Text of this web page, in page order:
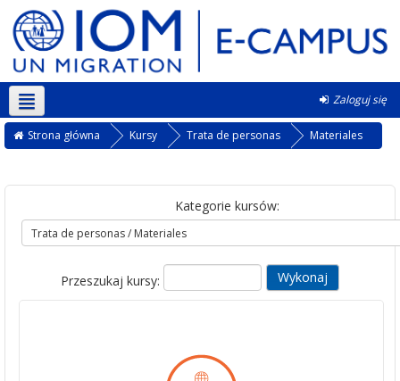
Zaloguj się
Polski ‎(pl)‎
Strona główna Kursy Trata de personas Materiales
Kategorie kursów:
Przeszukaj kursy: